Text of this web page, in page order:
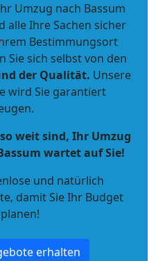
Umzug nach Bassum
alle Ihre Sachen sicher
Bestimmungsort
Sie sich selbst von den
der Qualität. Unsere
wird Sie garantiert
weit sind, Ihr Umzug
wartet auf Sie!
und natürlich
, damit Sie Ihr Budget
erhalten